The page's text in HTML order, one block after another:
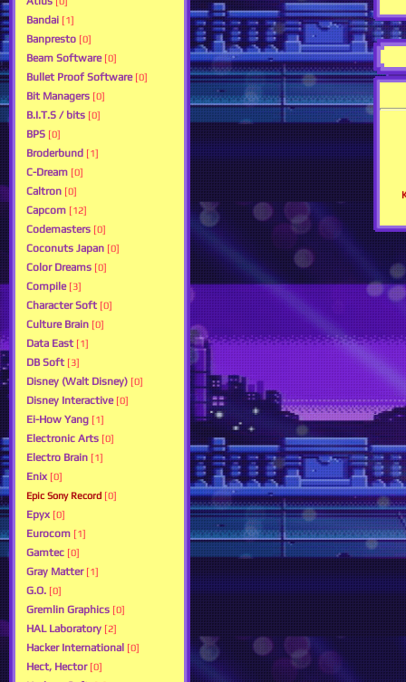
Bandai [1]
Banpresto [0]
Beam Software [0]
Bullet Proof Software [0]
Bit Managers [0]
B.I.T.S / bits [0]
BPS [0]
Broderbund [1]
C-Dream [0]
Caltron [0]
Capcom [12]
Codemasters [0]
Coconuts Japan [0]
Color Dreams [0]
Compile [3]
Character Soft [0]
Culture Brain [0]
Data East [1]
DB Soft [3]
Disney (Walt Disney) [0]
Disney Interactive [0]
Ei-How Yang [1]
Electronic Arts [0]
Electro Brain [1]
Enix [0]
Epic Sony Record [0]
Epyx [0]
Eurocom [1]
Gamtec [0]
Gray Matter [1]
G.O. [0]
Gremlin Graphics [0]
HAL Laboratory [2]
Hacker International [0]
Hect, Hector [0]